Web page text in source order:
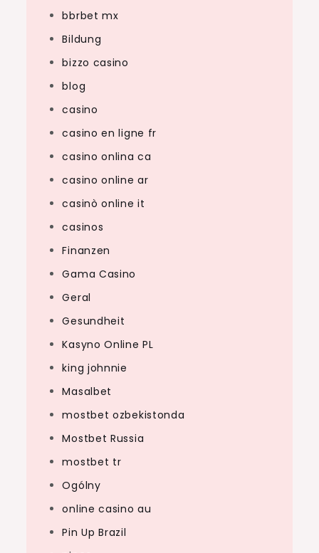
bbrbet mx
Bildung
bizzo casino
blog
casino
casino en ligne fr
casino onlina ca
casino online ar
casinò online it
casinos
Finanzen
Gama Casino
Geral
Gesundheit
Kasyno Online PL
king johnnie
Masalbet
mostbet ozbekistonda
Mostbet Russia
mostbet tr
Ogólny
online casino au
Pin Up Brazil